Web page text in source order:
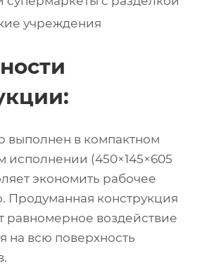
учреждения
выполнен в компактном
исполнении (450×145×605
экономить рабочее
Продуманная конструкция
равномерное воздействие
на всю поверхность